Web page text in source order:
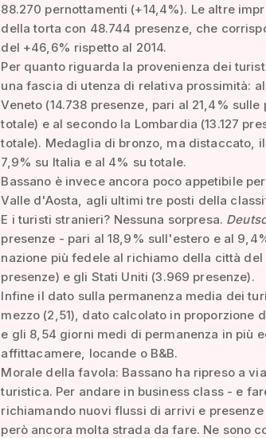
88.270 pernottamenti (+14,4%). Le altre
della torta con 48.744 presenze, che
del +46,6% rispetto al 2014.
Per quanto riguarda la provenienza dei
una fascia di utenza di relativa prossimità:
Veneto (14.738 presenze, pari al 21,4%
totale) e al secondo la Lombardia (13.127
totale). Medaglia di bronzo, ma distaccato,
7,9% su Italia e al 4% su totale.
Bassano è invece ancora poco appetibile
Valle d'Aosta, agli ultimi tre posti della
E i turisti stranieri? Nessuna sorpresa.
presenze - pari al 18,9% sull'estero e al
nazione più fedele al richiamo della città del
presenze) e gli Stati Uniti (3.969 presenze).
Infine il dato sulla permanenza media dei
mezzo (2,51), dato calcolato in proporzione
e gli 8,54 giorni medi di permanenza in più
affittacamere, locande o B&B.
Morale della favola: Bassano ha ripreso a
turistica. Per andare in business class - e
richiamando nuovi flussi di arrivi e
però ancora molta strada da fare. Ne sono